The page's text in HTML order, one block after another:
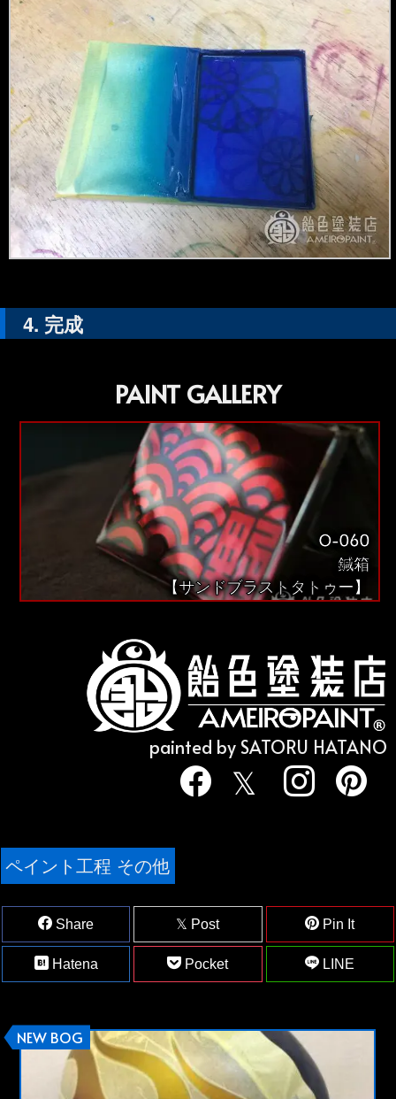
完成
PAINT GALLERY
O-060
鍼箱
【サンドブラストタトゥー】
painted by SATORU HATANO
ペイント工程 その他
Share Post Pin It
Hatena Pocket LINE
NEW BOG